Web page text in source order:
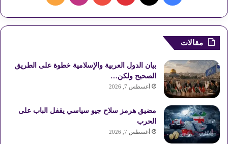
ي
س
و
ك
X
ي
ي
ي
Y
b
ن
ل
مقالات
بيان الدول العربية والإسلامية خطوة على الطريق
الصحيح ولكن…
أغسطس 7, 2026
مضيق هرمز سلاح جيو سياسي يقفل الباب على
الحرب
أغسطس 7, 2026